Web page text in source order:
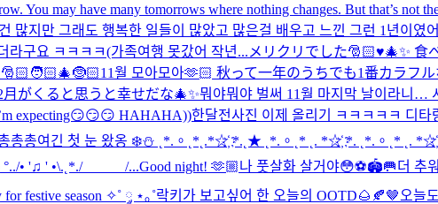
You may have many tomorrows where nothing changes. But that’s not
많지만 그래도 행복한 일들이 많았고 많은걸 배우고 느낀 그런 1년이
라구요 ㅋㅋㅋㅋ(가족여행 못갔어 작년... メリクリでした🎅🏻♥️🎄✨ 食
11월 모아모아🫶🏻 秋って一年のうちでも1番カラフ
がくると思うと幸せだな🎄✨뭐야뭐야 벌써 11월 마지막 날이라니…
expecting😏😏😏 HAHAHA))한달전사진 이제 올리기 ㅋㅋㅋㅋㅋ 디
총총여긴 첫 눈 왔옹 ❄️⛄️ ˛*.。˛*˛.*☆҉ *.˛★ ˛*.。˛* ˛. *☆҉ *. ˛*.。˛* ˛.
• '♫ ' •\.˛*./______/...Good night! 🫶🏼나 풋살화 살거야😳⚽️🏟️🥅더 추
for festive season ✧˚ ༘ ⋆｡˚락키가 보고싶어 한 오늘의 OOTD🌰🍂🤎 오늘